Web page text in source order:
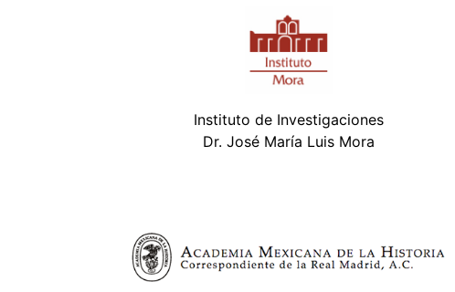
Instituto de Investigaciones
Dr. José María Luis Mora